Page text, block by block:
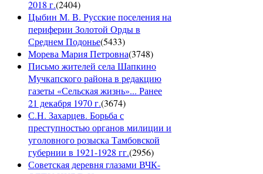
2018 г.(2404)
Цыбин М. В. Русские поселения на
периферии Золотой Орды в
Среднем Подонье(5433)
Морева Мария Петровна(3748)
Письмо жителей села Шапкино
Мучкапского района в редакцию
газеты «Сельская жизнь»... Ранее
21 декабря 1970 г.(3674)
С.Н. Захарцев. Борьба с
преступностью органов милиции и
уголовного розыска Тамбовской
губернии в 1921-1928 гг.(2956)
Советская деревня глазами ВЧК-